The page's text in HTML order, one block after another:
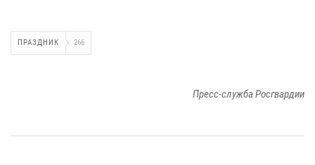
ПРАЗДНИК 266
Пресс-служба Росгвардии